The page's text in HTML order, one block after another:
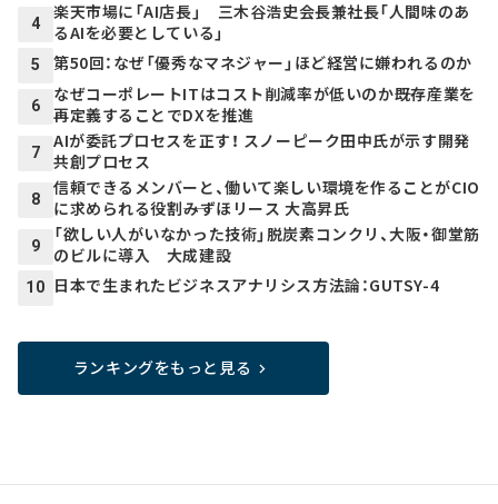
4
楽天市場に「AI店長」 三木谷浩史会長兼社長「人間味のあ
るAIを必要としている」
5 第50回：なぜ「優秀なマネジャー」ほど経営に嫌われるのか
6
なぜコーポレートITはコスト削減率が低いのか――既存産業を
再定義することでDXを推進
7
AIが委託プロセスを正す！ スノーピーク田中氏が示す開発
共創プロセス
8
信頼できるメンバーと、働いて楽しい環境を作ることがCIO
に求められる役割――みずほリース 大高昇氏
9
「欲しい人がいなかった技術」脱炭素コンクリ、大阪・御堂筋
のビルに導入 大成建設
10 日本で生まれたビジネスアナリシス方法論：GUTSY-4
ランキングをもっと見る